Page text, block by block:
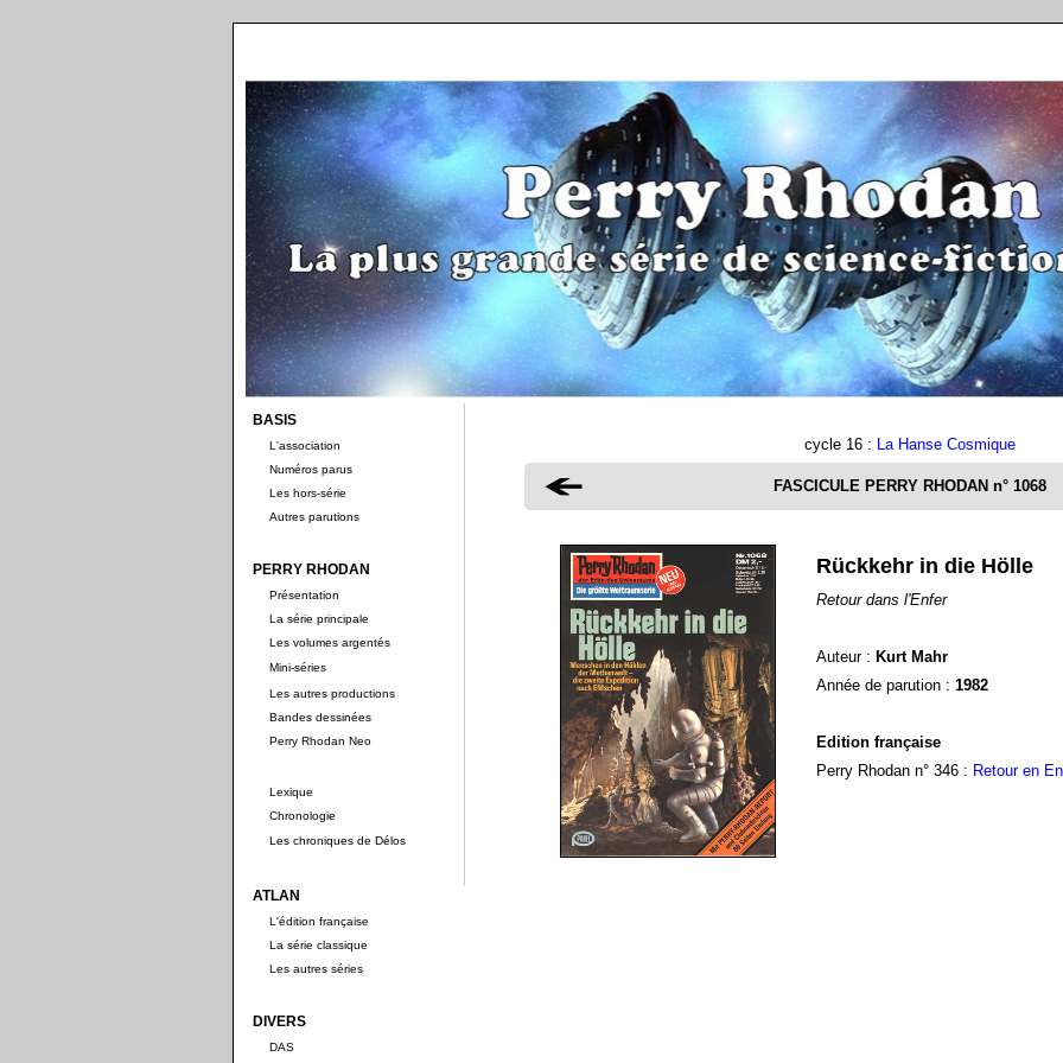
BASIS
L'association
Numéros parus
Les hors-série
Autres parutions
PERRY RHODAN
Présentation
La série principale
Les volumes argentés
Mini-séries
Les autres productions
Bandes dessinées
Perry Rhodan Neo
Lexique
Chronologie
Les chroniques de Délos
ATLAN
L'édition française
La série classique
Les autres séries
DIVERS
DAS
cycle 16 : La Hanse Cosmique
FASCICULE PERRY RHODAN n° 1068
Rückkehr in die Hölle
Retour dans l'Enfer
Auteur : Kurt Mahr
Année de parution : 1982
Edition française
Perry Rhodan n° 346 : Retour en